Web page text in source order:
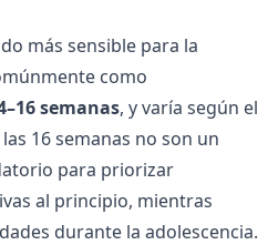
más sensible para la
como
semanas, y varía según el
16 semanas no son un
para priorizar
al principio, mientras
durante la adolescencia.